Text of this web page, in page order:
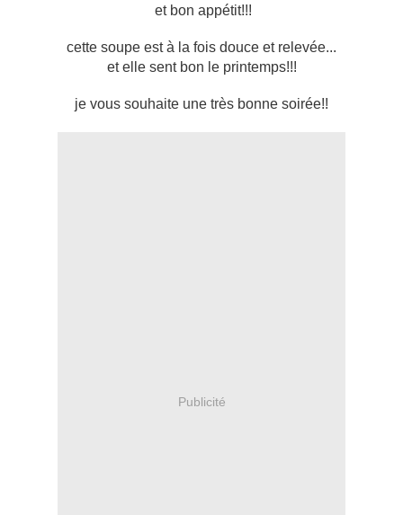
et bon appétit!!!
cette soupe est à la fois douce et relevée...
et elle sent bon le printemps!!!
je vous souhaite une très bonne soirée!!
Publicité